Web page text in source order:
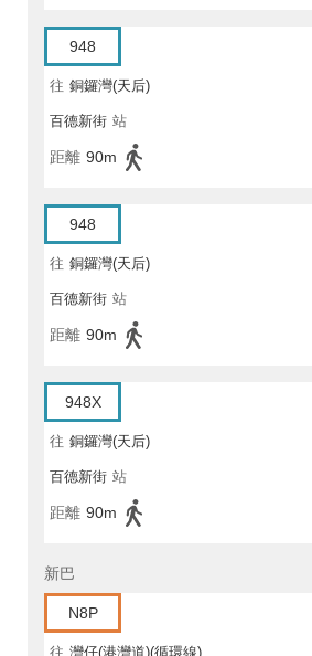
948
往 銅鑼灣(天后)
百德新街 站
距離 90m
948
往 銅鑼灣(天后)
百德新街 站
距離 90m
948X
往 銅鑼灣(天后)
百德新街 站
距離 90m
新巴
N8P
往 灣仔(港灣道)(循環線)